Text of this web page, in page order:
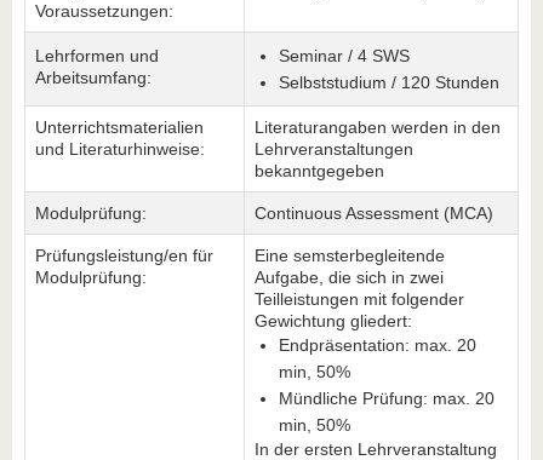
Voraussetzungen:
Lehrformen und
Arbeitsumfang:
Seminar / 4 SWS
Selbststudium / 120 Stunden
Unterrichtsmaterialien
und Literaturhinweise:
Literaturangaben werden in den
Lehrveranstaltungen
bekanntgegeben
Modulprüfung: Continuous Assessment (MCA)
Prüfungsleistung/en für
Modulprüfung:
Eine semsterbegleitende
Aufgabe, die sich in zwei
Teilleistungen mit folgender
Gewichtung gliedert:
Endpräsentation: max. 20
min, 50%
Mündliche Prüfung: max. 20
min, 50%
In der ersten Lehrveranstaltung